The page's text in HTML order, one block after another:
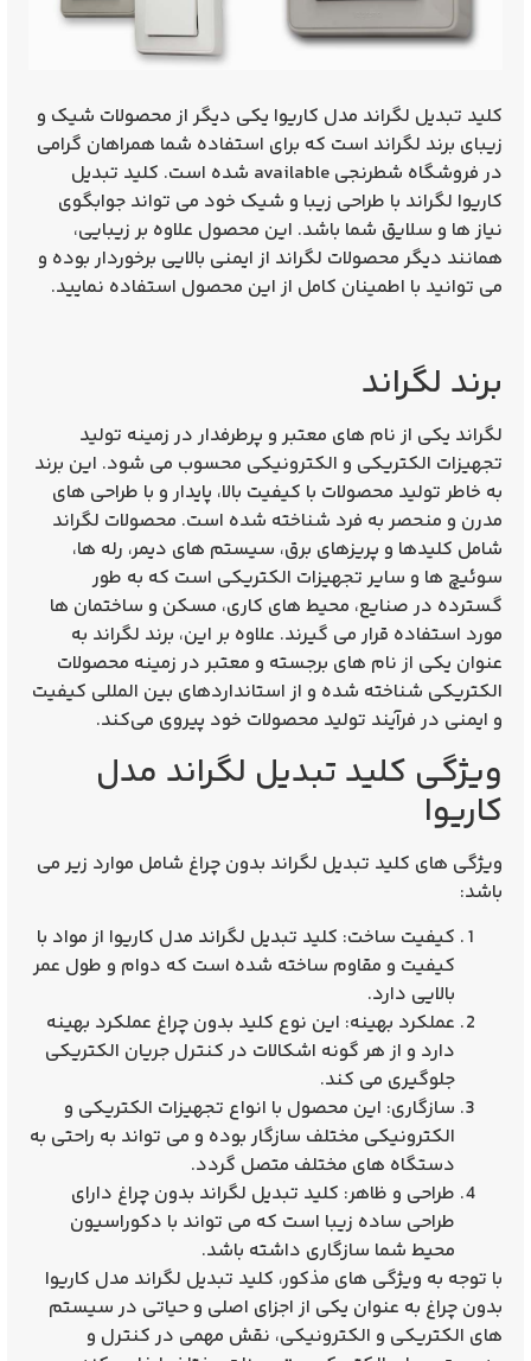
کلید تبدیل لگراند مدل کاریوا یکی دیگر از محصولات شیک و
زیبای برند لگراند است که برای استفاده شما همراهان گرامی
در فروشگاه شطرنجی available شده است. کلید تبدیل
کاریوا لگراند با طراحی زیبا و شیک خود می تواند جوابگوی
نیاز ها و سلایق شما باشد. این محصول علاوه بر زیبایی،
همانند دیگر محصولات لگراند از ایمنی بالایی برخوردار بوده و
می توانید با اطمینان کامل از این محصول استفاده نمایید.
برند لگراند
لگراند یکی از نام‌ های معتبر و پرطرفدار در زمینه تولید
تجهیزات الکتریکی و الکترونیکی محسوب می‌ شود. این برند
به خاطر تولید محصولات با کیفیت بالا، پایدار و با طراحی‌ های
مدرن و منحصر به فرد شناخته شده است. محصولات لگراند
شامل کلیدها و پریزهای برق، سیستم‌ های دیمر، رله‌ ها،
سوئیچ‌ ها و سایر تجهیزات الکتریکی است که به طور
گسترده در صنایع، محیط‌ های کاری، مسکن و ساختمان‌ ها
مورد استفاده قرار می‌ گیرند. علاوه بر این، برند لگراند به
عنوان یکی از نام‌ های برجسته و معتبر در زمینه محصولات
الکتریکی شناخته شده و از استانداردهای بین‌ المللی کیفیت
و ایمنی در فرآیند تولید محصولات خود پیروی می‌کند.
ویژگی کلید تبدیل لگراند مدل
کاریوا
ویژگی‌ های کلید تبدیل لگراند بدون چراغ شامل موارد زیر می‌
باشد:
کیفیت ساخت: کلید تبدیل لگراند مدل کاریوا از مواد با
کیفیت و مقاوم ساخته شده است که دوام و طول عمر
بالایی دارد.
عملکرد بهینه: این نوع کلید بدون چراغ عملکرد بهینه
دارد و از هر گونه اشکالات در کنترل جریان الکتریکی
جلوگیری می کند.
سازگاری: این محصول با انواع تجهیزات الکتریکی و
الکترونیکی مختلف سازگار بوده و می تواند به راحتی به
دستگاه‌ های مختلف متصل گردد.
طراحی و ظاهر: کلید تبدیل لگراند بدون چراغ دارای
طراحی ساده زیبا است که می تواند با دکوراسیون
محیط شما سازگاری داشته باشد.
با توجه به ویژگی‌ های مذکور، کلید تبدیل لگراند مدل کاریوا
بدون چراغ به عنوان یکی از اجزای اصلی و حیاتی در سیستم‌
های الکتریکی و الکترونیکی، نقش مهمی در کنترل و